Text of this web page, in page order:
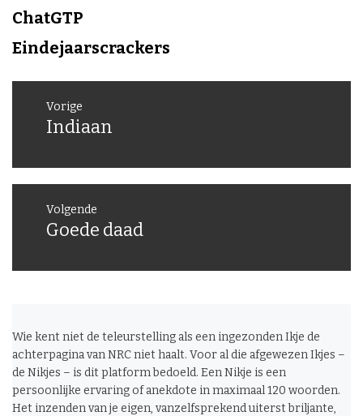
ChatGTP
Eindejaarscrackers
Vorige
Vorig
Indiaan
Volgende
Volgend
Goede daad
Wie kent niet de teleurstelling als een ingezonden Ikje de
achterpagina van NRC niet haalt. Voor al die afgewezen Ikjes –
de Nikjes – is dit platform bedoeld. Een Nikje is een
persoonlijke ervaring of anekdote in maximaal 120 woorden.
Het inzenden van je eigen, vanzelfsprekend uiterst briljante,